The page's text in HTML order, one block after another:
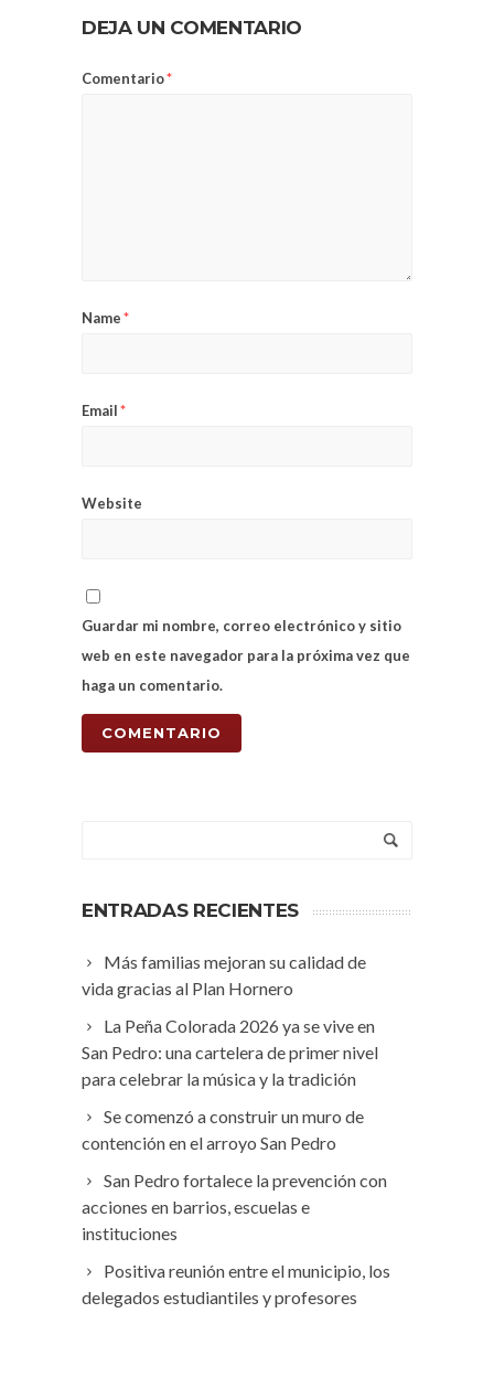
DEJA UN COMENTARIO
Comentario*
Name*
Email*
Website
Guardar mi nombre, correo electrónico y sitio
web en este navegador para la próxima vez que
haga un comentario.
ENTRADAS RECIENTES
Más familias mejoran su calidad de
vida gracias al Plan Hornero
La Peña Colorada 2026 ya se vive en
San Pedro: una cartelera de primer nivel
para celebrar la música y la tradición
Se comenzó a construir un muro de
contención en el arroyo San Pedro
San Pedro fortalece la prevención con
acciones en barrios, escuelas e
instituciones
Positiva reunión entre el municipio, los
delegados estudiantiles y profesores